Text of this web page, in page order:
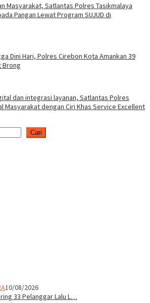
Masyarakat, Satlantas Polres Tasikmalaya
Pangan Lewat Program SUJUD di
Dini Hari, Polres Cirebon Kota Amankan 39
Brong
dan integrasi layanan, Satlantas Polres
Masyarakat dengan Ciri Khas Service Excellent
Cari
10/08/2026
33 Pelanggar Lalu L…